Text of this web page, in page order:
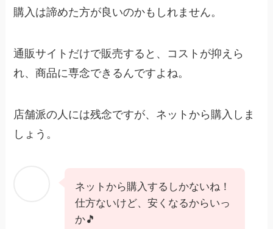
購入は諦めた方が良いのかもしれません。
通販サイトだけで販売すると、コストが抑えら
れ、商品に専念できるんですよね。
店舗派の人には残念ですが、ネットから購入しま
しょう。
ネットから購入するしかないね！
仕方ないけど、安くなるからいっ
か🎵